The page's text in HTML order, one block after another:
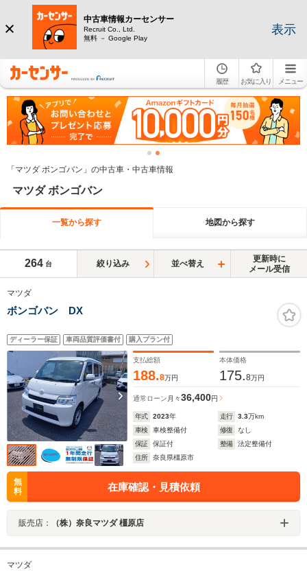
中古車情報カーセンサー
Recruit Co., Ltd.
無料 － Google Play
表示
履歴 お気に入り メニュー
「マツダ ボンゴバン」の中古車・中古車情報
マツダ ボンゴバン
一覧から探す 地図から探す
264 台 絞り込み 並べ替え
更新時に
メール受信
マツダ
ボンゴバン DX
ディーラー保証 車両品質評価書付 購入プラン付
支払総額
188.8万円
本体価格
175.8万円
通常ローン 月々36,400円
年式 2023年 走行 3.3万km
車検
車検整備付 修復
なし
保証
保証付 整備
法定整備付
住所
奈良県橿原市
無
料
在庫確認・見積依頼
販売店： （株）奈良マツダ 橿原店
マツダ